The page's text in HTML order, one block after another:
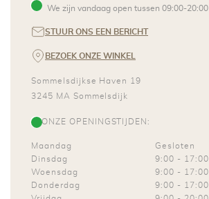
BEZOEK ONZE WINKEL
Sommelsdijkse Haven 19
3245 MA Sommelsdijk
ONZE OPENINGSTIJDEN:
Maandag
Gesloten
Dinsdag
9:00 -
17:00
Woensdag
9:00 -
17:00
Donderdag
9:00 -
17:00
We zijn vandaag open tussen 09:00-20:00
STUUR ONS EEN BERICHT